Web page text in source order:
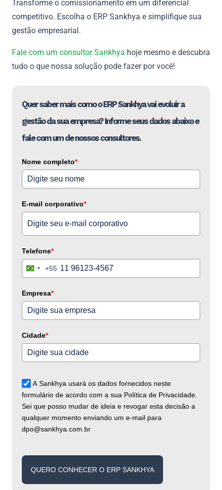
Transforme o comissionamento em um diferencial
competitivo. Escolha o ERP Sankhya e simplifique sua
gestão empresarial.
Fale com um consultor Sankhya hoje mesmo e descubra
tudo o que nossa solução pode fazer por você!
Quer saber mais como o ERP Sankhya vai evoluir a
gestão da sua empresa? Informe seus dados abaixo e
fale com um de nossos consultores.
Nome completo*
E-mail corporativo*
Telefone*
Brazil+55
Empresa*
Cidade*
A Sankhya usará os dados fornecidos neste
formulário de acordo com a sua Política de Privacidade.
Sei que posso mudar de ideia e revogar esta decisão a
qualquer momento enviando um e-mail para
dpo@sankhya.com.br
QUERO CONHECER O ERP SANKHYA